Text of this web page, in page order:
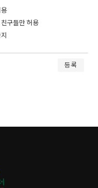
에 관한 법률
보는 목적이 달성된 후 별도
) 내부 방침 및 기타 관련 법
구들만 허용